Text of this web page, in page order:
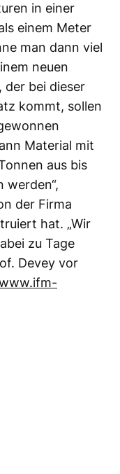
in einer
einem Meter
man dann viel
neuen
der bei dieser
kommt, sollen
Material mit
aus bis
werden“,
der Firma
hat. „Wir
zu Tage
Devey vor